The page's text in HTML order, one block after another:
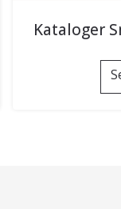
Kataloger